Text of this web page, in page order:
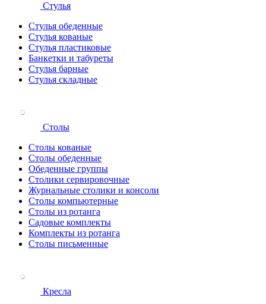
Стулья
Стулья обеденные
Стулья кованые
Стулья пластиковые
Банкетки и табуреты
Стулья барные
Стулья складные
Столы
Столы кованые
Столы обеденные
Обеденные группы
Столики сервировочные
Журнальные столики и консоли
Столы компьютерные
Столы из ротанга
Садовые комплекты
Комплекты из ротанга
Столы письменные
Кресла